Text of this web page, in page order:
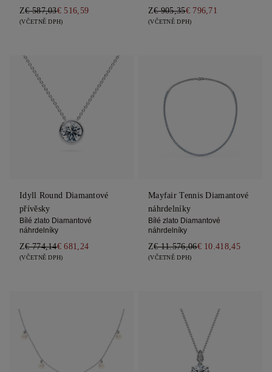
Z€ 587,03€ 516,59
(VČETNĚ DPH)
Z€ 905,35€ 796,71
(VČETNĚ DPH)
Idyll Round Diamantové
přívěsky
Bílé zlato Diamantové
náhrdelníky
Z€ 774,14€ 681,24
(VČETNĚ DPH)
Mayfair Tennis Diamantové
náhrdelníky
Bílé zlato Diamantové
náhrdelníky
Z€ 11.576,06€ 10.418,45
(VČETNĚ DPH)